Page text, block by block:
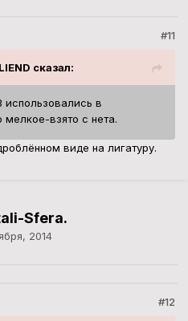
#11
сказал:
в
мелкое-взято с нета.
виде на лигатуру.
Sfera.
2014
#12